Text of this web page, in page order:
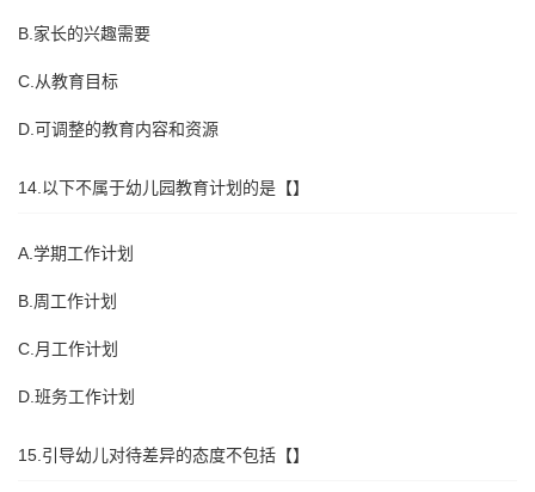
B.家长的兴趣需要
C.从教育目标
D.可调整的教育内容和资源
14.以下不属于幼儿园教育计划的是【】
A.学期工作计划
B.周工作计划
C.月工作计划
D.班务工作计划
15.引导幼儿对待差异的态度不包括【】